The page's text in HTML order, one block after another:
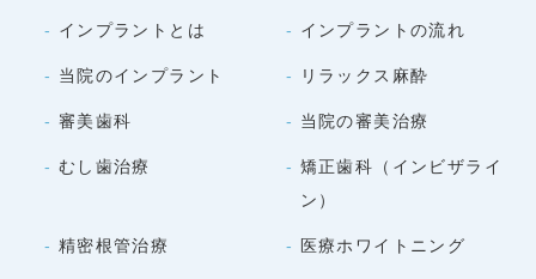
インプラントとは インプラントの流れ
当院のインプラント リラックス麻酔
審美歯科 当院の審美治療
むし歯治療
矯正歯科（インビザライ
ン）
精密根管治療 医療ホワイトニング